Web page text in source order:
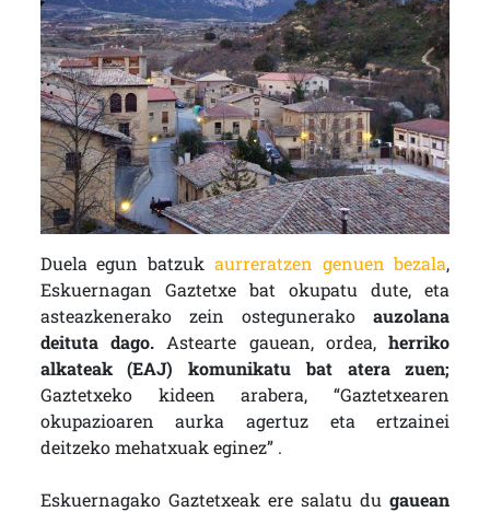
Duela egun batzuk aurreratzen genuen bezala,
Eskuernagan Gaztetxe bat okupatu dute, eta
asteazkenerako zein ostegunerakoauzolana
deituta dago. Astearte gauean, ordea,herriko
alkateak (EAJ) komunikatu bat atera zuen;
Gaztetxeko kideen arabera, “Gaztetxearen
okupazioaren aurka agertuz eta ertzainei
deitzeko mehatxuak eginez” .
Eskuernagako Gaztetxeak ere salatu dugauean